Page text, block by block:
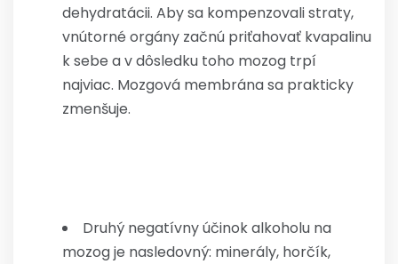
dehydratácii. Aby sa kompenzovali straty,
vnútorné orgány začnú priťahovať kvapalinu
k sebe a v dôsledku toho mozog trpí
najviac. Mozgová membrána sa prakticky
zmenšuje.
Druhý negatívny účinok alkoholu na
mozog je nasledovný: minerály, horčík,